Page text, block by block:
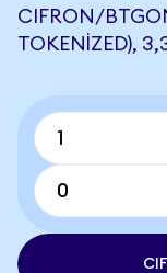
CIFRON/
TOKENIZED),